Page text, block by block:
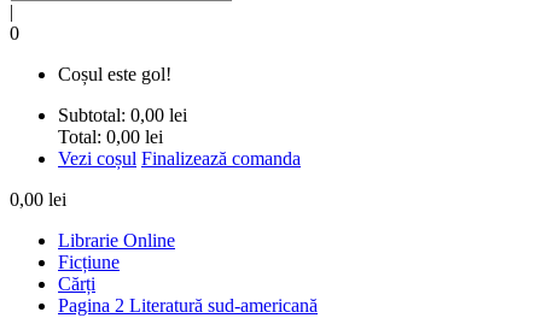
|
0
Coșul este gol!
Subtotal: 0,00 lei
Total: 0,00 lei
Vezi coșul Finalizează comanda
0,00 lei
Librarie Online
Ficțiune
Cărți
Pagina 2 Literatură sud-americană